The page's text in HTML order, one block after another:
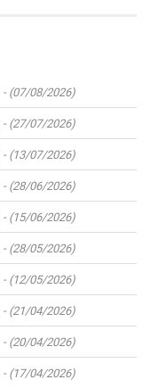
- (07/08/2026)
- (27/07/2026)
- (13/07/2026)
- (28/06/2026)
- (15/06/2026)
- (28/05/2026)
- (12/05/2026)
- (21/04/2026)
- (20/04/2026)
- (17/04/2026)